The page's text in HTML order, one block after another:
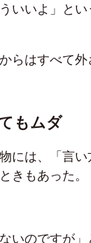
いいよ」と
らはすべて
もムダ
には、「言
きもあった。
いのですが」